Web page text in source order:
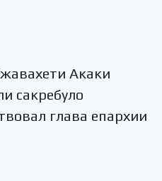
Акаки
сакребуло
глава епархии